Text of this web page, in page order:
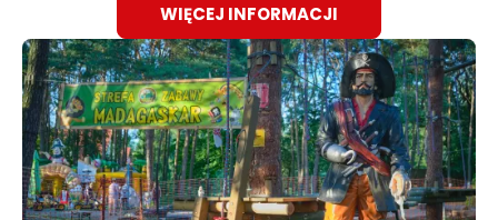
WIĘCEJ INFORMACJI